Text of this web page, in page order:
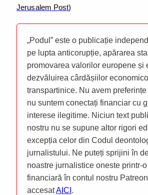
Jerusalem Post)
„Podul” este o publicație
pe lupta anticorupție, apărarea
promovarea valorilor europene și
dezvăluirea cârdășiilor
transpartinice. Nu avem
nu suntem conectați financiar cu
interese ilegitime. Niciun text
nostru nu se supune altor rigori
excepția celor din Codul
jurnalistului. Ne puteți sprijini în
noastre jurnalistice oneste printr-
financiară în contul nostru
accesatAICI .